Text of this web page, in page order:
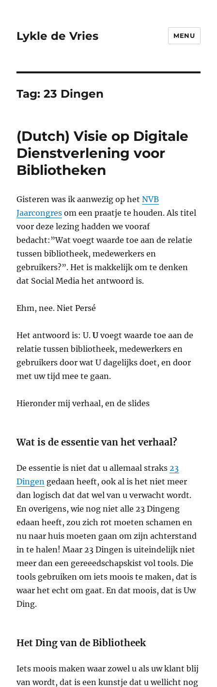
Lykle de Vries MENU
Tag:23 Dingen
(Dutch) Visie op Digitale
Dienstverlening voor
Bibliotheken
Gisteren was ik aanwezig op hetNVB
Jaarcongres om een praatje te houden. Als titel
voor deze lezing hadden we vooraf
bedacht:”Wat voegt waarde toe aan de relatie
tussen bibliotheek, medewerkers en
gebruikers?”. Het is makkelijk om te denken
dat Social Media het antwoord is.
Ehm, nee. Niet Persé
Het antwoord is: U.U voegt waarde toe aan de
relatie tussen bibliotheek, medewerkers en
gebruikers door wat U dagelijks doet, en door
met uw tijd mee te gaan.
Hieronder mij verhaal, en de slides
Wat is de essentie van het verhaal?
De essentie is niet dat u allemaal straks23
Dingen gedaan heeft, ook al is het niet meer
dan logisch dat dat wel van u verwacht wordt.
En overigens, wie nog niet alle 23 Dingeng
edaan heeft, zou zich rot moeten schamen en
nu naar huis moeten gaan om zijn achterstand
in te halen! Maar 23 Dingen is uiteindelijk niet
meer dan een gereeedschapskist vol tools. Die
tools gebruiken om iets moois te maken, dat is
waar het echt om gaat. En dat moois, dat is Uw
Ding.
Het Ding van de Bibliotheek
Iets moois maken waar zowel u als uw klant blij
van wordt, dat is een kunstje dat u wellicht nog